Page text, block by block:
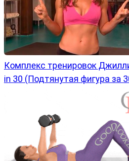
Комплекс тренировок
in 30 (Подтянутая фигура за